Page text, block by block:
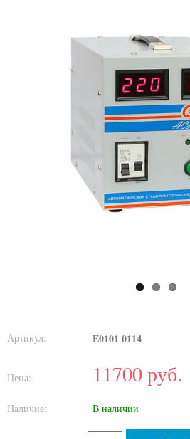
Артикул: E0101 0114
Цена: 11700руб.
Наличие: В наличии